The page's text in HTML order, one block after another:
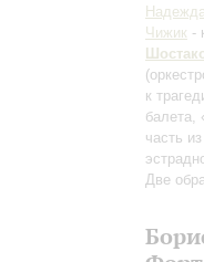
Чижик -
к
балета,
часть
Две